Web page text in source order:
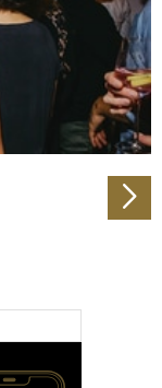
zu
zu Ihrer
für
Unsere
mit
bereitgestellt